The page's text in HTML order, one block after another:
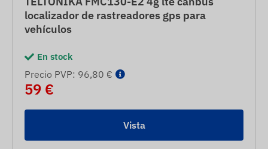
localizador de rastreadores gps para
vehículos
En stock
Precio PVP: 96,80 €
59 €
Vista